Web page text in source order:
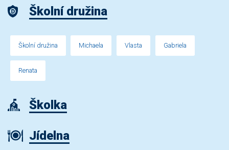
Školní družina
Školní družina Michaela Vlasta Gabriela
Renata
Školka
Jídelna